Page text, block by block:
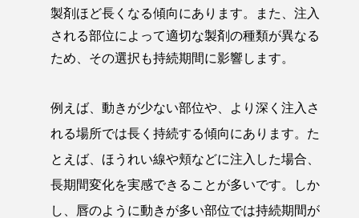
製剤ほど長くなる傾向にあります。また、注入
される部位によって適切な製剤の種類が異なる
ため、その選択も持続期間に影響します。
例えば、動きが少ない部位や、より深く注入さ
れる場所では長く持続する傾向にあります。た
とえば、ほうれい線や頬などに注入した場合、
長期間変化を実感できることが多いです。しか
し、唇のように動きが多い部位では持続期間が